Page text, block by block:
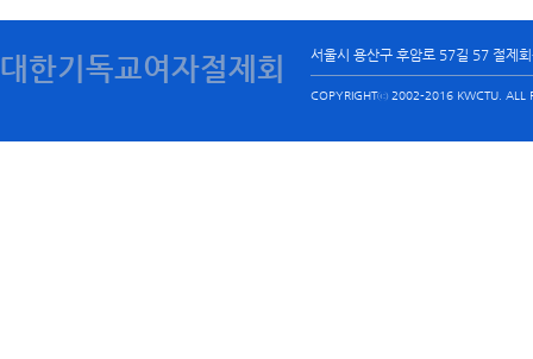
대한기독교여자절제회 서울시 용산구 후암로 57길 57 절제
COPYRIGHTⓒ 2002-2016 KWCTU. ALL